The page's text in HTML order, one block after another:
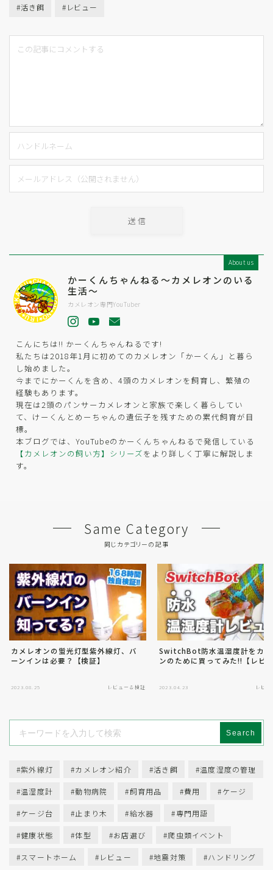
#活き餌 #レビュー
About us
かーくんちゃんねる〜カメレオンのいる
生活〜
カメレオン専門YouTuber
こんにちは!! かーくんちゃんねるです!
私たちは2018年1月に初めてのカメレオン「かーくん」と暮ら
し始めました。
今までにかーくんを含め、4頭のカメレオンを飼育し、繁殖の
経験もあります。
現在は2頭のパンサーカメレオンと家族で楽しく暮らしてい
て、けーくんとめーちゃんの遺伝子を残すための累代飼育が目
標。
本ブログでは、YouTubeのかーくんちゃんねるで発信している
【カメレオンの飼い方】シリーズをより詳しく丁寧に解説しま
す。
Same Category
同じカテゴリーの記事
カメレオンの蛍光灯型紫外線灯、バ
ーンインは必要？【検証】
2023.08.25 レビュー＆検証
SwitchBot防水温湿度計をカ
ンのために買ってみた!!【レビ
2023.04.23 レビ
Search
紫外線灯 カメレオン紹介 活き餌 温度湿度の管理
温湿度計 動物病院 飼育用品 費用 ケージ
ケージ台 止まり木 給水器 専門用語
健康状態 体型 お店選び 爬虫類イベント
スマートホーム レビュー 地震対策 ハンドリング